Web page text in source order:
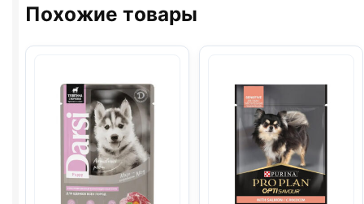
Похожие товары